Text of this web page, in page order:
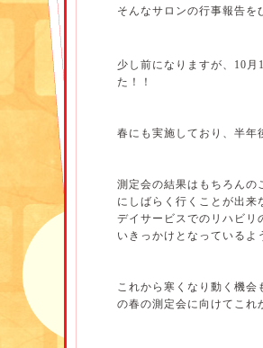
そんなサロンの行事報告を
少し前になりますが、10月
た！！
春にも実施しており、半
測定会の結果はもちろんの
にしばらく行く ことが出来
デイサービスでのリハビリ
いきっかけとなっているよ
これから寒くなり動く機
の春の測定会に向けてこれ